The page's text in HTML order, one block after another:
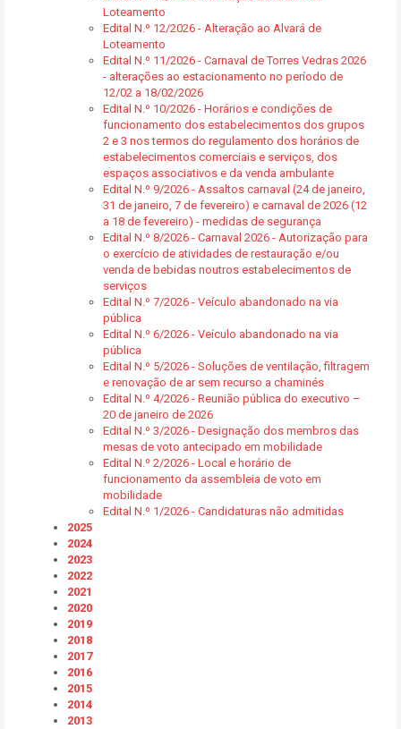
Loteamento
Edital N.º 12/2026 - Alteração ao Alvará de
Loteamento
Edital N.º 11/2026 - Carnaval de Torres Vedras 2026
- alterações ao estacionamento no período de
12/02 a 18/02/2026
Edital N.º 10/2026 - Horários e condições de
funcionamento dos estabelecimentos dos grupos
2 e 3 nos termos do regulamento dos horários de
estabelecimentos comerciais e serviços, dos
espaços associativos e da venda ambulante
Edital N.º 9/2026 - Assaltos carnaval (24 de janeiro,
31 de janeiro, 7 de fevereiro) e carnaval de 2026 (12
a 18 de fevereiro) - medidas de segurança
Edital N.º 8/2026 - Carnaval 2026 - Autorização para
o exercício de atividades de restauração e/ou
venda de bebidas noutros estabelecimentos de
serviços
Edital N.º 7/2026 - Veículo abandonado na via
pública
Edital N.º 6/2026 - Veículo abandonado na via
pública
Edital N.º 5/2026 - Soluções de ventilação, filtragem
e renovação de ar sem recurso a chaminés
Edital N.º 4/2026 - Reunião pública do executivo –
20 de janeiro de 2026
Edital N.º 3/2026 - Designação dos membros das
mesas de voto antecipado em mobilidade
Edital N.º 2/2026 - Local e horário de
funcionamento da assembleia de voto em
mobilidade
Edital N.º 1/2026 - Candidaturas não admitidas
2025
2024
2023
2022
2021
2020
2019
2018
2017
2016
2015
2014
2013